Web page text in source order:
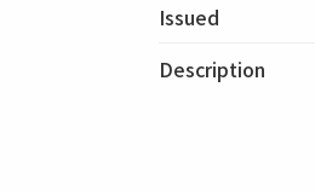
Issued
Description